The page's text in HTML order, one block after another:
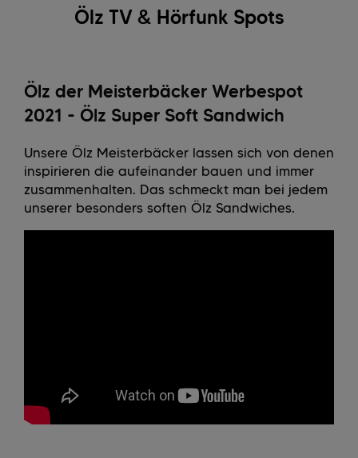
Ölz TV & Hörfunk Spots
Ölz der Meisterbäcker Werbespot
2021 - Ölz Super Soft Sandwich
Unsere Ölz Meisterbäcker lassen sich von denen
inspirieren die aufeinander bauen und immer
zusammenhalten. Das schmeckt man bei jedem
unserer besonders soften Ölz Sandwiches.​